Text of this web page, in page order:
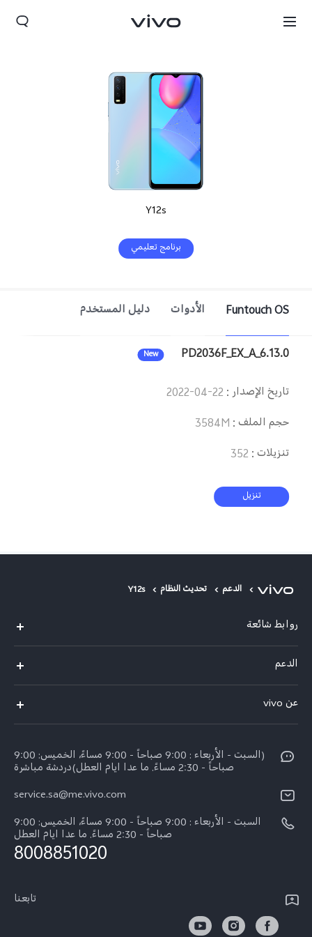
Saudi Arabia (AR) | حدد البلد/المنطقة
Y12s
برنامج تعليمي
Funtouch OS الأدوات دليل المستخدم
PD2036F_EX_A_6.13.0
New
تاريخ الإصدار:
2022-04-22
حجم الملف :
3584M
تنزيلات:
352
تنزيل
الدعم تحديث النظام Y12s
روابط شائعة
X200 FE (New)
Y39 5G
Y04
V40 5G
V40 Lite 5G
الدعم
مراكز الصيانة
Funtouch OS
أسعار قطع الغيار
تحديثات النظام
بيان الخصوصية بشأن خدمة العملاء
تنزيل جداول LUT لاستعادة السجل
عن vivo
الأخبار
الإشعارات القانونية
نبذة عنا
الأخبار
(السبت - الأربعاء : 9:00 صباحاً - 9:00 مساءً، الخميس: 9:00
صباحاً - 2:30 مساءً. ما عدا ايام العطل)دردشة مباشرة
service.sa@me.vivo.com
السبت - الأربعاء : 9:00 صباحاً - 9:00 مساءً، الخميس: 9:00
صباحاً - 2:30 مساءً. ما عدا ايام العطل
8008851020
تابعنا